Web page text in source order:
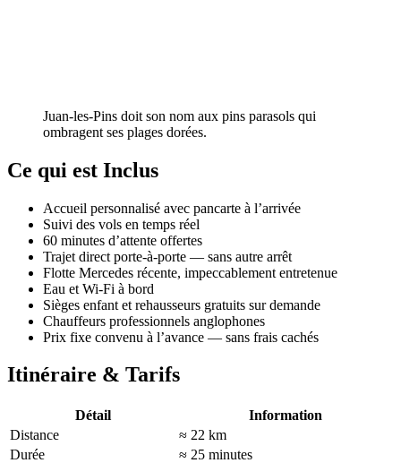
Juan-les-Pins doit son nom aux pins parasols qui
ombragent ses plages dorées.
Ce qui est Inclus
Accueil personnalisé avec pancarte à l’arrivée
Suivi des vols en temps réel
60 minutes d’attente offertes
Trajet direct porte-à-porte — sans autre arrêt
Flotte Mercedes récente, impeccablement entretenue
Eau et Wi-Fi à bord
Sièges enfant et rehausseurs gratuits sur demande
Chauffeurs professionnels anglophones
Prix fixe convenu à l’avance — sans frais cachés
Itinéraire & Tarifs
Détail
Information
Distance
≈ 22 km
Durée
≈ 25 minutes